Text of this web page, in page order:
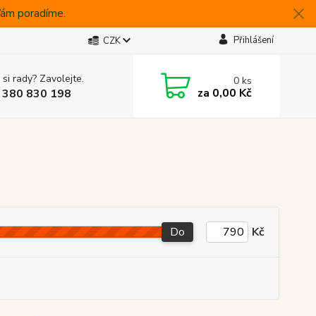
poradíme.
CZK Přihlášení
rady? Zavolejte.
830 198
0ks
za 0,00 Kč
Do Kč